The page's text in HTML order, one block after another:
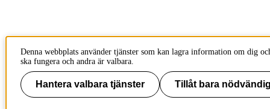
Denna webbplats använder tjänster som kan lagra information om dig
ska fungera och andra är valbara.
Hantera valbara tjänster Tillåt bara